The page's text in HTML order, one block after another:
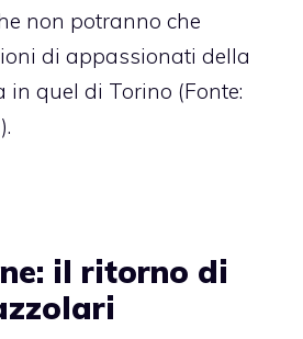
non potranno che
di appassionati della
in quel di Torino (Fonte:
).
il ritorno di